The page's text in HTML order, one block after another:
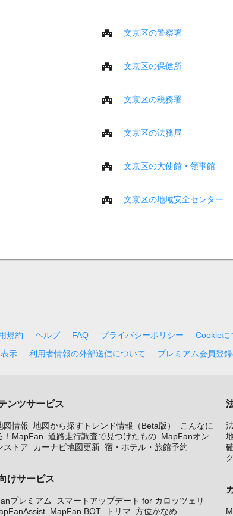
文京区の警察署
文京区の保健所
文京区の税務署
文京区の法務局
文京区の大使館・領事館
文京区の地域安全センター
規約 ヘルプ FAQ プライバシーポリシー
Cookieに
示 利用者情報の外部送信について プレミアム会員登
ンツサービス
図情報 地図から探すトレンド情報（Beta版）
こんなに
！MapFan 道路走行調査で見つけたもの MapFanオン
ストア
カーナビ地図更新 宿・ホテル・旅館予約
けサービス
プレミアム
スマートアップデート for カロッツェリ
MapFan BOT トリマ 方位かなめ